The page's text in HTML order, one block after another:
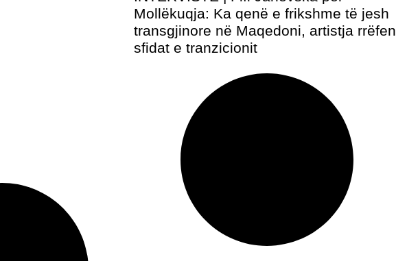
Mollëkuqja: Ka qenë e frikshme të jesh
transgjinore në Maqedoni, artistja rrëfen
sfidat e tranzicionit